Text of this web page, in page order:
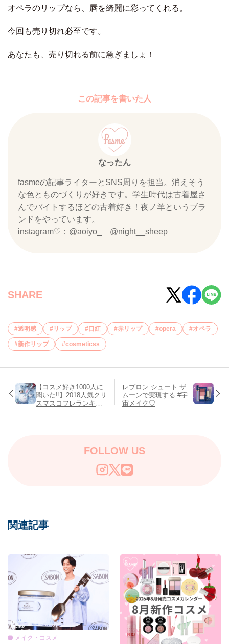
オペラのリップなら、唇を綺麗に彩ってくれる。
今回も売り切れ必至です。
あなたも、売り切れる前に急ぎましょ！
この記事を書いた人
なったん
fasmeの記事ライターとSNS周りを担当。消えそう
な色とものづくりが好きです。学生時代は古着屋さ
んでバイトするほどの古着好き！夜ノ羊というブラ
ンドをやっています。
instagram♡：@aoiyo_ @night__sheep
SHARE
透明感 リップ 口紅 赤リップ opera オペラ
新作リップ cosmeticss
【コスメ好き1000人に
聞いた‼︎】2018人気クリ
スマスコフレランキン
レブロン シュート ザ
ムーンで実現する #宇
宙メイク♡
FOLLOW US
関連記事
メイク・コスメ